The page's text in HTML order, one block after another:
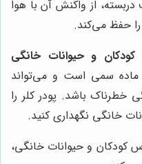
از واکنش آن با هوا
حفظ می‌کند.
و حیوانات خانگی
ماده سمی است و می‌تواند
خطرناک باشد. پودر کلر را
خانگی نگهداری کنید.
کودکان و حیوانات خانگی،